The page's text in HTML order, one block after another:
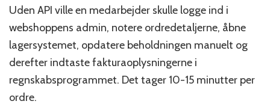
Uden API ville en medarbejder skulle logge ind i
webshoppens admin, notere ordredetaljerne, åbne
lagersystemet, opdatere beholdningen manuelt og
derefter indtaste fakturaoplysningerne i
regnskabsprogrammet. Det tager 10-15 minutter per
ordre.